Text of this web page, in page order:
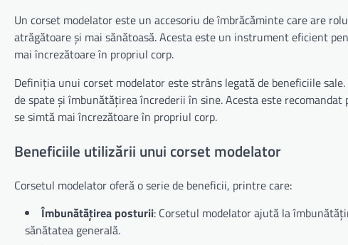
Un corset modelator este un accesoriu de îmbrăcăminte care are
atrăgătoare și mai sănătoasă. Acesta este un instrument eficient
mai încrezătoare în propriul corp.
Definiția unui corset modelator este strâns legată de beneficiile
de spate și îmbunătățirea încrederii în sine. Acesta este
se simtă mai încrezătoare în propriul corp.
Beneficiile utilizării unui corset modelator
Corsetul modelator oferă o serie de beneficii, printre care:
Îmbunătățirea posturii: Corsetul modelator ajută la
sănătatea generală.